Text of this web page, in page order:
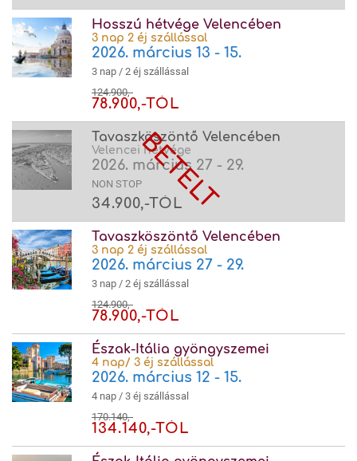
Hosszú hétvége Velencében
3 nap 2 éj szállással
2026. március 13 - 15.
3 nap / 2 éj szállással
124.900,-
78.900,-TÓL
Tavaszköszöntő Velencében
Velencei hétvége
2026. március 27 - 29.
NON STOP
34.900,-TÓL
Tavaszköszöntő Velencében
3 nap 2 éj szállással
2026. március 27 - 29.
3 nap / 2 éj szállással
124.900,-
78.900,-TÓL
Észak-Itália gyöngyszemei
4 nap/ 3 éj szállással
2026. március 12 - 15.
4 nap / 3 éj szállással
170.140,-
134.140,-TÓL